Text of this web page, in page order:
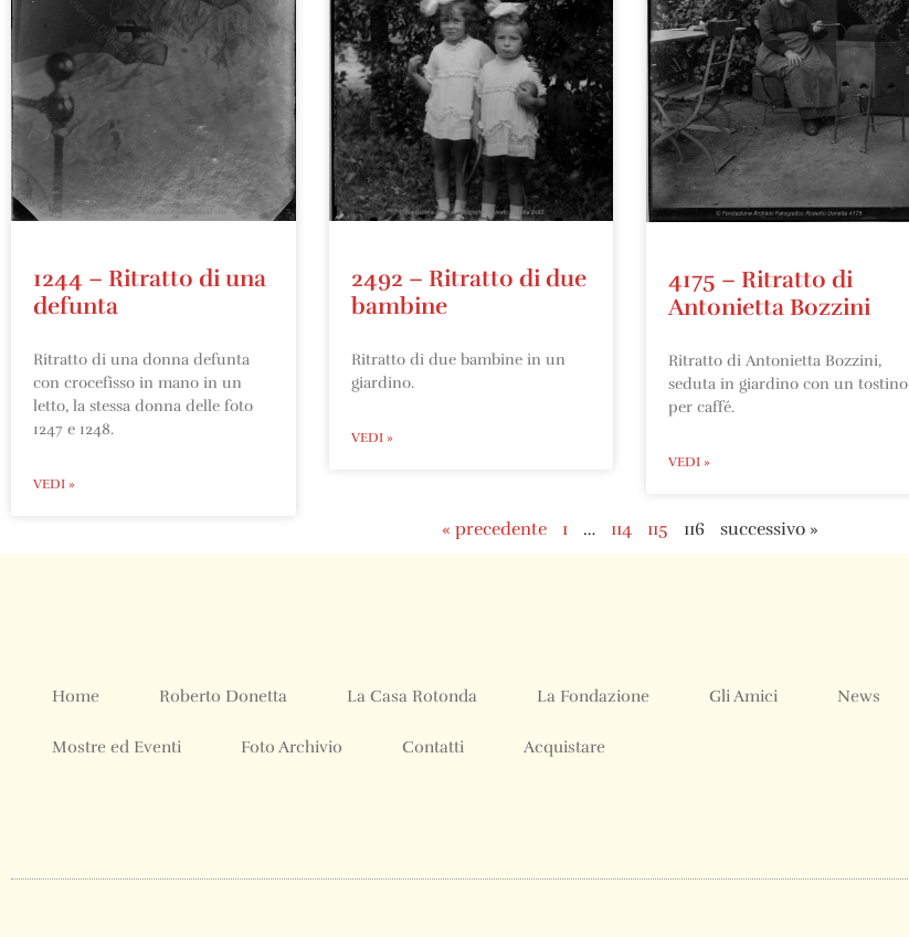
1244 – Ritratto di una
defunta
Ritratto di una donna defunta
con crocefisso in mano in un
letto, la stessa donna delle foto
1247 e 1248.
VEDI »
2492 – Ritratto di due
bambine
Ritratto di due bambine in un
giardino.
VEDI »
4175 – Ritratto di
Antonietta Bozzini
Ritratto di Antonietta Bozzini,
seduta in giardino con un tostino
per caffé.
VEDI »
« precedente 1 … 114 115 116 successivo »
Home Roberto Donetta La Casa Rotonda La Fondazione Gli Amici News
Mostre ed Eventi Foto Archivio Contatti Acquistare